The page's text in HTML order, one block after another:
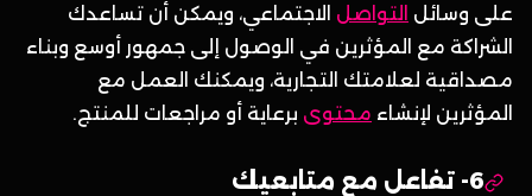
على وسائل التواصل الاجتماعي، ويمكن أن تساعدك
الشراكة مع المؤثرين في الوصول إلى جمهور أوسع وبناء
مصداقية لعلامتك التجارية، ويمكنك العمل مع
المؤثرين لإنشاء محتوى برعاية أو مراجعات للمنتج.
6- تفاعل مع متابعيك